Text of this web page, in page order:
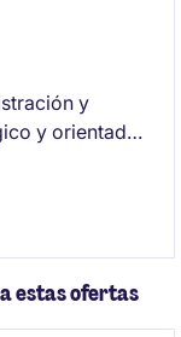
y
y orientado
promover la
estas ofertas